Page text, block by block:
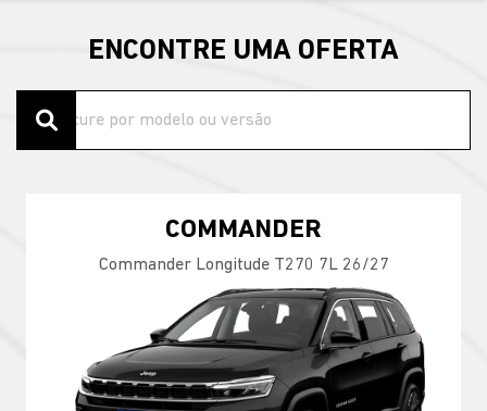
ENCONTRE UMA OFERTA
COMMANDER
Commander Longitude T270 7L 26/27